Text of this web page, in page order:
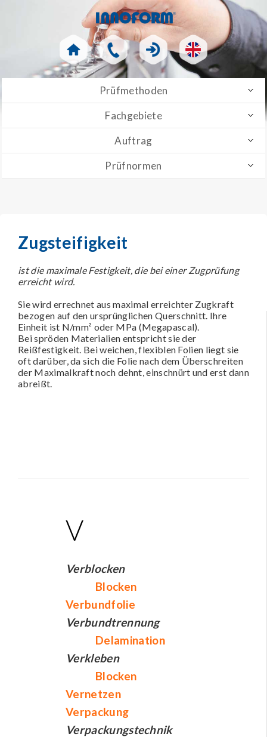
Prüfmethoden
Fachgebiete
Auftrag
Prüfnormen
Zugsteifigkeit
ist die maximale Festigkeit, die bei einer Zugprüfung
erreicht wird.
Sie wird errechnet aus maximal erreichter Zugkraft
bezogen auf den ursprünglichen Querschnitt. Ihre
Einheit ist N/mm² oder MPa (Megapascal).
Bei spröden Materialien entspricht sie der
Reißfestigkeit. Bei weichen, flexiblen Folien liegt sie
oft darüber, da sich die Folie nach dem Überschreiten
der Maximalkraft noch dehnt, einschnürt und erst dann
abreißt.
V
Verblocken
Blocken
Verbundfolie
Verbundtrennung
Delamination
Verkleben
Blocken
Vernetzen
Verpackung
Verpackungstechnik